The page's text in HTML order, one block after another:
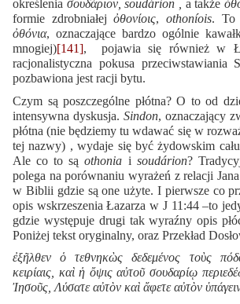
określenia σουδάριον, soudárion , a także
formie zdrobniałej ὀθονίοις, othoníois. To
ὀθόνια, oznaczające bardzo ogólnie
mnogiej)[141], pojawia się również w
racjonalistyczna pokusa przeciwstawiania
pozbawiona jest racji bytu.
Czym są poszczególne płótna? O to od
intensywna dyskusja. Sindon, oznaczający
płótna (nie będziemy tu wdawać się w
tej nazwy) , wydaje się być żydowskim
Ale co to sąothonia i soudárion?
polega na porównaniu wyrażeń z relacji
w Biblii gdzie są one użyte. I pierwsze co
opis wskrzeszenia Łazarza w J 11:44 –to
gdzie występuje drugi tak wyraźny opis
Poniżej tekst oryginalny, oraz Przekład
ἐξῆλθεν ὁ τεθνηκὼς δεδεμένος τοὺς
κειρίαις, καὶ ἡ ὄψις αὐτοῦ σουδαρίῳ
Ἰησοῦς, Λύσατε αὐτὸν καὶ ἄφετε αὐτὸν